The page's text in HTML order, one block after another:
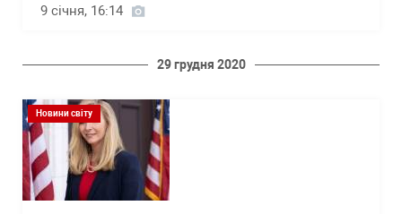
9 січня, 16:14
29 грудня 2020
Новини світу